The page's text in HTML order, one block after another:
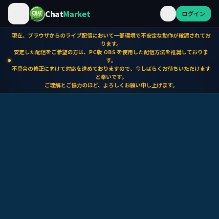
ChatMarket ログイン
現在、ブラウザからのライブ配信において一部環境で不安定な動作が確認されてお
ります。
安定した配信をご希望の方は、PC版 OBS を使用した配信方法を推奨しておりま
す。
不具合の修正に向けて対応を進めておりますので、今しばらくお待ちいただけます
と幸いです。
ご理解とご協力のほど、よろしくお願い申し上げます。